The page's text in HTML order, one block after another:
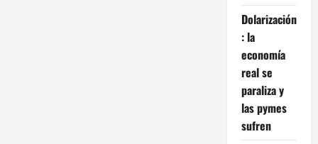
Dolarización
: la
economía
real se
paraliza y
las pymes
sufren